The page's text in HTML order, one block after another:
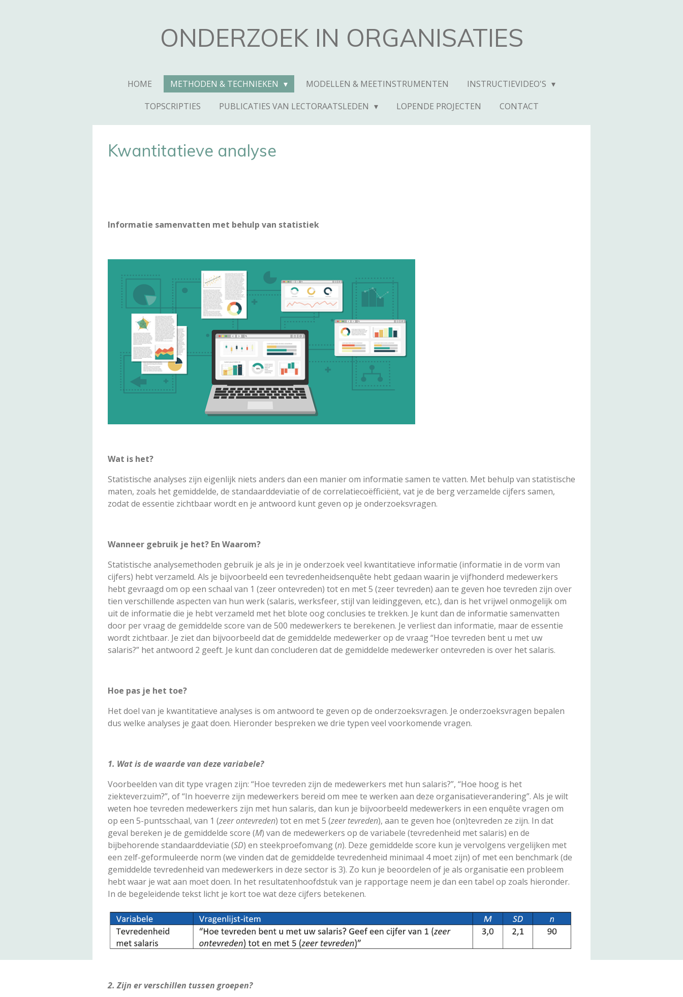
ONDERZOEK IN ORGANISATIES
HOME METHODEN & TECHNIEKEN MODELLEN & MEETINSTRUMENTEN
INSTRUCTIEVIDEO'S
TOPSCRIPTIES
PUBLICATIES VAN LECTORAATSLEDEN LOPENDE PROJECTEN CONTACT
Kwantitatieve analyse
Informatie samenvatten met behulp van statistiek
Wat is het?
Statistische analyses zijn eigenlijk niets anders dan een manier om informatie samen te vatten. Met behulp van statistische
maten, zoals het gemiddelde, de standaarddeviatie of de correlatiecoëfficiënt, vat je de berg verzamelde cijfers samen,
zodat de essentie zichtbaar wordt en je antwoord kunt geven op je onderzoeksvragen.
Wanneer gebruik je het? En Waarom?
Statistische analysemethoden gebruik je als je in je onderzoek veel kwantitatieve informatie (informatie in de vorm van
cijfers) hebt verzameld. Als je bijvoorbeeld een tevredenheidsenquête hebt gedaan waarin je vijfhonderd medewerkers
hebt gevraagd om op een schaal van 1 (zeer ontevreden) tot en met 5 (zeer tevreden) aan te geven hoe tevreden zijn over
tien verschillende aspecten van hun werk (salaris, werksfeer, stijl van leidinggeven, etc.), dan is het vrijwel onmogelijk om
uit de informatie die je hebt verzameld met het blote oog conclusies te trekken. Je kunt dan de informatie samenvatten
door per vraag de gemiddelde score van de 500 medewerkers te berekenen. Je verliest dan informatie, maar de essentie
wordt zichtbaar. Je ziet dan bijvoorbeeld dat de gemiddelde medewerker op de vraag “Hoe tevreden bent u met uw
salaris?” het antwoord 2 geeft. Je kunt dan concluderen dat de gemiddelde medewerker ontevreden is over het salaris.
Hoe pas je het toe?
Het doel van je kwantitatieve analyses is om antwoord te geven op de onderzoeksvragen. Je onderzoeksvragen bepalen
dus welke analyses je gaat doen. Hieronder bespreken we drie typen veel voorkomende vragen.
1. Wat is de waarde van deze variabele?
Voorbeelden van dit type vragen zijn: “Hoe tevreden zijn de medewerkers met hun salaris?”, “Hoe hoog is het
ziekteverzuim?”, of “In hoeverre zijn medewerkers bereid om mee te werken aan deze organisatieverandering”. Als je wilt
weten hoe tevreden medewerkers zijn met hun salaris, dan kun je bijvoorbeeld medewerkers in een enquête vragen om
op een 5-puntsschaal, van 1 (zeer ontevreden) tot en met 5 (zeer tevreden), aan te geven hoe (on)tevreden ze zijn. In dat
geval bereken je de gemiddelde score (M) van de medewerkers op de variabele (tevredenheid met salaris) en de
bijbehorende standaarddeviatie (SD) en steekproefomvang (n). Deze gemiddelde score kun je vervolgens vergelijken met
een zelf-geformuleerde norm (we vinden dat de gemiddelde tevredenheid minimaal 4 moet zijn) of met een benchmark (de
gemiddelde tevredenheid van medewerkers in deze sector is 3). Zo kun je beoordelen of je als organisatie een probleem
hebt waar je wat aan moet doen. In het resultatenhoofdstuk van je rapportage neem je dan een tabel op zoals hieronder.
In de begeleidende tekst licht je kort toe wat deze cijfers betekenen.
2. Zijn er verschillen tussen groepen?